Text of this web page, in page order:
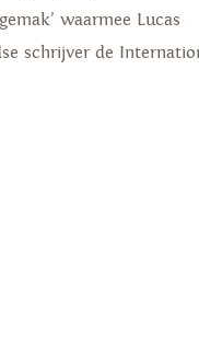
waarmee Lucas
schrijver de